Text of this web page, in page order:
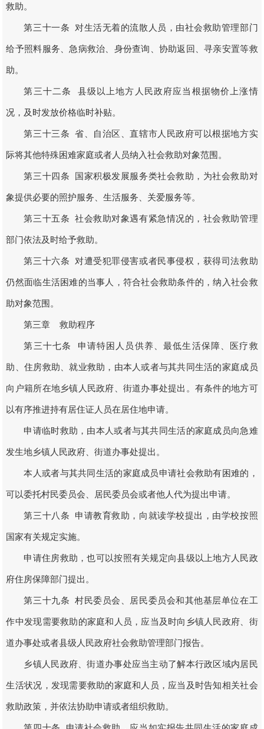
救助。
第三十一条 对生活无着的流散人员，由社会救助管理部门
给予照料服务、急病救治、身份查询、协助返回、寻亲安置等救
助。
第三十二条 县级以上地方人民政府应当根据物价上涨情
况，及时发放价格临时补贴。
第三十三条 省、自治区、直辖市人民政府可以根据地方实
际将其他特殊困难家庭或者人员纳入社会救助对象范围。
第三十四条 国家积极发展服务类社会救助，为社会救助对
象提供必要的照护服务、生活服务、关爱服务等。
第三十五条 社会救助对象遇有紧急情况的，社会救助管理
部门依法及时给予救助。
第三十六条 对遭受犯罪侵害或者民事侵权，获得司法救助
仍然面临生活困难的当事人，符合社会救助条件的，纳入社会救
助对象范围。
第三章 救助程序
第三十七条 申请特困人员供养、最低生活保障、医疗救
助、住房救助、就业救助，由本人或者与其共同生活的家庭成员
向户籍所在地乡镇人民政府、街道办事处提出。有条件的地方可
以有序推进持有居住证人员在居住地申请。
申请临时救助，由本人或者与其共同生活的家庭成员向急难
发生地乡镇人民政府、街道办事处提出。
本人或者与其共同生活的家庭成员申请社会救助有困难的，
可以委托村民委员会、居民委员会或者他人代为提出申请。
第三十八条 申请教育救助，向就读学校提出，由学校按照
国家有关规定实施。
申请住房救助，也可以按照有关规定向县级以上地方人民政
府住房保障部门提出。
第三十九条 村民委员会、居民委员会和其他基层单位在工
作中发现需要救助的家庭和人员，应当及时向乡镇人民政府、街
道办事处或者县级人民政府社会救助管理部门报告。
乡镇人民政府、街道办事处应当主动了解本行政区域内居民
生活状况，发现需要救助的家庭和人员，应当及时告知相关社会
救助政策，并依法协助申请或者组织救助。